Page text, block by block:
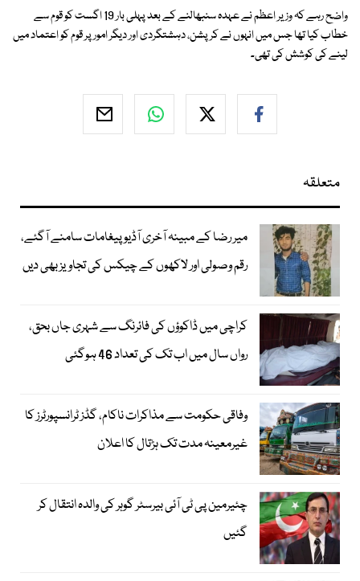
واضح رہے کہ وزیر اعظم نے عہدہ سنبھالنے کے بعد پہلی بار 19 اگست کو قوم سے
خطاب کیا تھا جس میں انہوں نے کرپشن، دہشتگردی اور دیگر امور پر قوم کو اعتماد میں
لینے کی کوشش کی تھی۔
متعلقہ
میر رضا کے مبینہ آخری آڈیو پیغامات سامنے آگئے،
رقم وصولی اور لاکھوں کے چیکس کی تجاویز بھی دیں
کراچی میں ڈاکوؤں کی فائرنگ سے شہری جاں بحق،
رواں سال میں اب تک کی تعداد 46 ہوگئی
وفاقی حکومت سے مذاکرات ناکام، گڈز ٹرانسپورٹرز کا
غیرمعینہ مدت تک ہڑتال کا اعلان
چئیرمین پی ٹی آئی بیرسٹر گوہر کی والدہ انتقال کر
گئیں